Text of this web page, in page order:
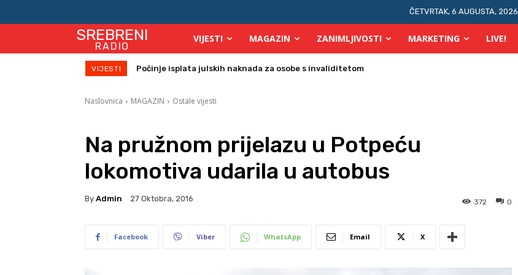
ČETVRTAK, 6 AUGUSTA, 2026
SREBRENI
RADIO
VIJESTI MAGAZIN ZANIMLJIVOSTI MARKETING LIVE!
VIJESTI Počinje isplata julskih naknada za osobe s invaliditetom
Naslovnica MAGAZIN Ostale vijesti
Na pružnom prijelazu u Potpeću
lokomotiva udarila u autobus
By Admin 27 Oktobra, 2016 0
372
Facebook Viber WhatsApp Email X